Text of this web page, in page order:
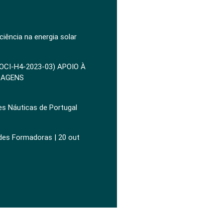
na energia solar
H4-2023-03) APOIO À
Náuticas de Portugal
Formadoras | 20 out